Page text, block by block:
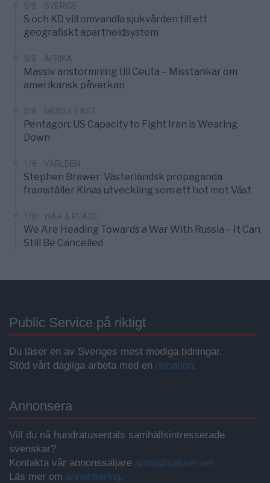
5/8 SVERIGE
S och KD vill omvandla sjukvården till ett
geografiskt apartheidsystem
3/8 AFRIKA
Massiv anstormning till Ceuta – Misstankar om
amerikansk påverkan
2/8 MIDDLE EAST
Pentagon: US Capacity to Fight Iran is Wearing
Down
1/8 VÄRLDEN
Stephen Brawer: Västerländsk propaganda
framställer Kinas utveckling som ett hot mot Väst
1/8 WAR & PEACE
We Are Heading Towards a War With Russia – It Can
Still Be Cancelled
Public Service på riktigt
Du läser en av Sveriges mest modiga tidningar.
Stöd vårt dagliga arbeta med en donation.
Annonsera
Vill du nå hundratusentals samhällsintresserade
svenskar?
Kontakta vår annonssäljare anna@sasser.net
Läs mer om annonsering.